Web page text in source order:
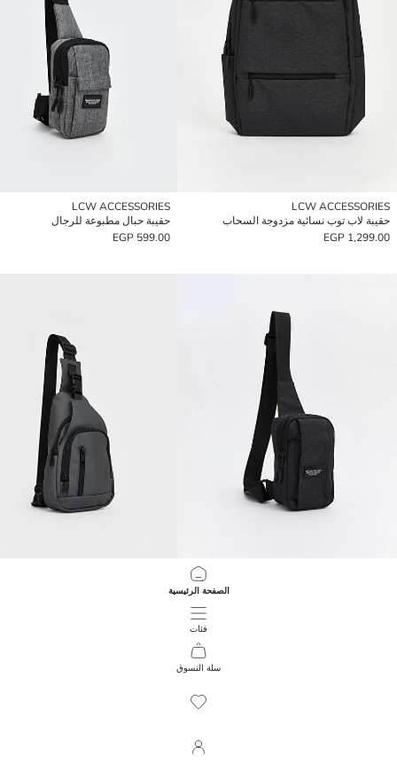
الصفحة الرئيسية
فئات
سلة التسوق
LCW ACCESSORIES
حقيبة لاب توب نسائية مزدوجة السحاب
1,299.00 EGP
LCW ACCESSORIES
حقيبة حبال مطبوعة للرجال
599.00 EGP
حقيبة صدرية رجالية متعددة الجيوب